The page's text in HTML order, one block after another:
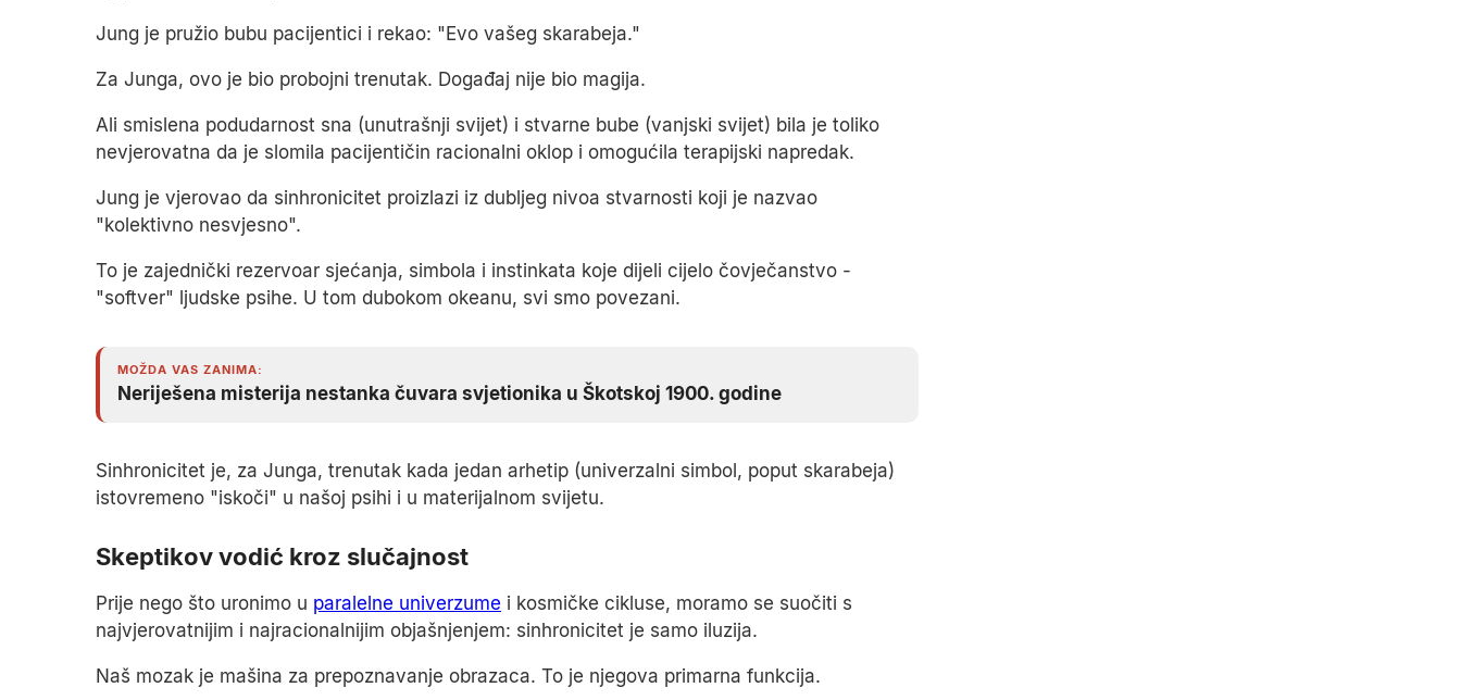
Jung je pružio bubu pacijentici i rekao: "Evo vašeg skarabeja."
Za Junga, ovo je bio probojni trenutak. Događaj nije bio magija.
Ali smislena podudarnost sna (unutrašnji svijet) i stvarne bube (vanjski svijet) bila je toliko
nevjerovatna da je slomila pacijentičin racionalni oklop i omogućila terapijski napredak.
Jung je vjerovao da sinhronicitet proizlazi iz dubljeg nivoa stvarnosti koji je nazvao
"kolektivno nesvjesno".
To je zajednički rezervoar sjećanja, simbola i instinkata koje dijeli cijelo čovječanstvo -
"softver" ljudske psihe. U tom dubokom okeanu, svi smo povezani.
MOŽDA VAS ZANIMA:
Neriješena misterija nestanka čuvara svjetionika u Škotskoj 1900. godine
Sinhronicitet je, za Junga, trenutak kada jedan arhetip (univerzalni simbol, poput skarabeja)
istovremeno "iskoči" u našoj psihi i u materijalnom svijetu.
Skeptikov vodić kroz slučajnost
Prije nego što uronimo u paralelne univerzume i kosmičke cikluse, moramo se suočiti s
najvjerovatnijim i najracionalnijim objašnjenjem: sinhronicitet je samo iluzija.
Naš mozak je mašina za prepoznavanje obrazaca. To je njegova primarna funkcija.